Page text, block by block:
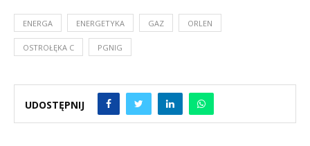
ENERGA ENERGETYKA GAZ ORLEN
OSTROŁĘKA C PGNIG
UDOSTĘPNIJ